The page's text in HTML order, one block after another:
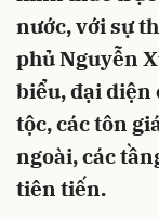
nước, với sự
phủ Nguyễn
biểu, đại diện
tộc, các tôn
ngoài, các
tiên tiến.